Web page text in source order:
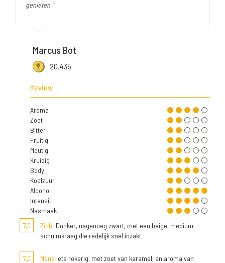
genieten "
Marcus Bot
20.435
Review
Aroma
Zoet
Bitter
Fruitig
Moutig
Kruidig
Body
Koolzuur
Alcohol
Intensit.
Nasmaak
7,0
Zicht Donker, nagenoeg zwart, met een beige, medium
schuimkraag die redelijk snel inzakt
7,0 Neus Iets rokerig, met zoet van karamel, en aroma van